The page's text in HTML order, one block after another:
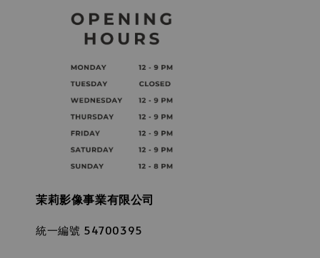
茉莉影像事業有限公司
統一編號 54700395